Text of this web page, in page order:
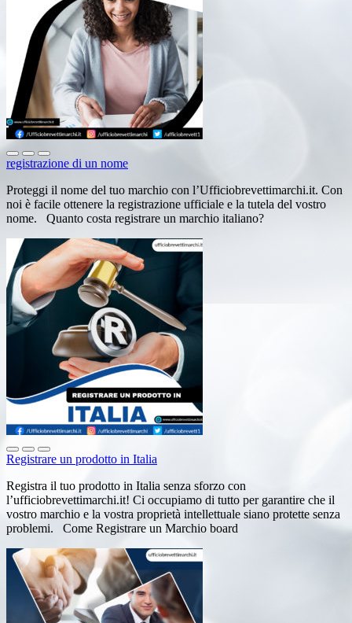
registrazione di un nome
Proteggi il nome del tuo marchio con l’Ufficiobrevettimarchi.it. Con
noi è facile ottenere la registrazione ufficiale e la tutela del vostro
nome. Quanto costa registrare un marchio italiano?
Registrare un prodotto in Italia
Registra il tuo prodotto in Italia senza sforzo con
l’ufficiobrevettimarchi.it! Ci occupiamo di tutto per garantire che il
vostro marchio e la vostra proprietà intellettuale siano protette senza
problemi. Come Registrare un Marchio board